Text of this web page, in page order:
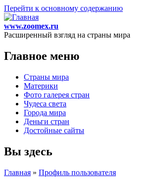
Перейти к основному содержанию
www.zoomex.ru
Расширенный взгляд на страны мира
Главное меню
Страны мира
Материки
Фото галерея стран
Чудеса света
Города мира
Деньги стран
Достойные сайты
Вы здесь
Главная » Профиль пользователя